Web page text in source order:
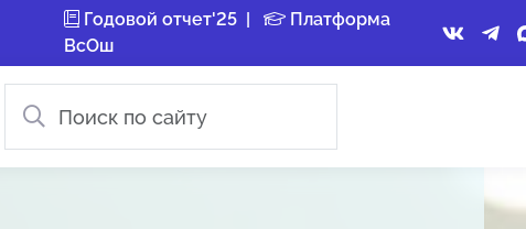
Годовой отчет'25|
Платформа
ВсОш